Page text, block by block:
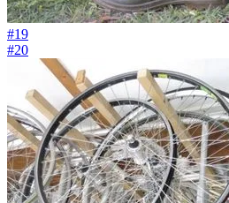
#19
#20